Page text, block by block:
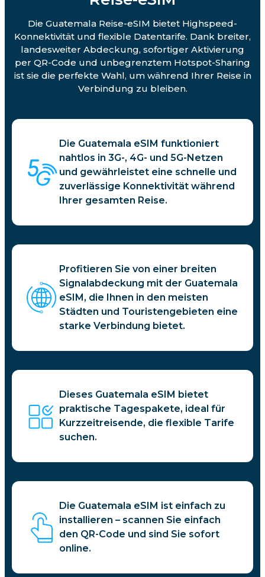
Die Guatemala Reise-eSIM bietet Highspeed-
Konnektivität und flexible Datentarife. Dank breiter,
landesweiter Abdeckung, sofortiger Aktivierung
per QR-Code und unbegrenztem Hotspot-Sharing
ist sie die perfekte Wahl, um während Ihrer Reise in
Verbindung zu bleiben.
Die Guatemala eSIM funktioniert
nahtlos in 3G-, 4G- und 5G-Netzen
und gewährleistet eine schnelle und
zuverlässige Konnektivität während
Ihrer gesamten Reise.
Profitieren Sie von einer breiten
Signalabdeckung mit der Guatemala
eSIM, die Ihnen in den meisten
Städten und Touristengebieten eine
starke Verbindung bietet.
Dieses Guatemala eSIM bietet
praktische Tagespakete, ideal für
Kurzzeitreisende, die flexible Tarife
suchen.
Die Guatemala eSIM ist einfach zu
installieren – scannen Sie einfach
den QR-Code und sind Sie sofort
online.